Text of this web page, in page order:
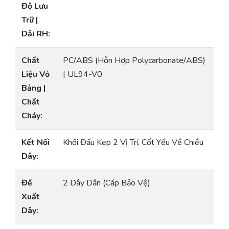
Độ Lưu
Trữ |
Dải RH:
Chất
Liệu Vỏ
Bảng |
Chất
Cháy:
PC/ABS (Hỗn Hợp Polycarbonate/ABS)
| UL94-V0
Kết Nối
Dây:
Khối Đấu Kẹp 2 Vị Trí, Cốt Yếu Về Chiều
Đề
Xuất
Dây:
2 Dây Dẫn (Cáp Bảo Vệ)